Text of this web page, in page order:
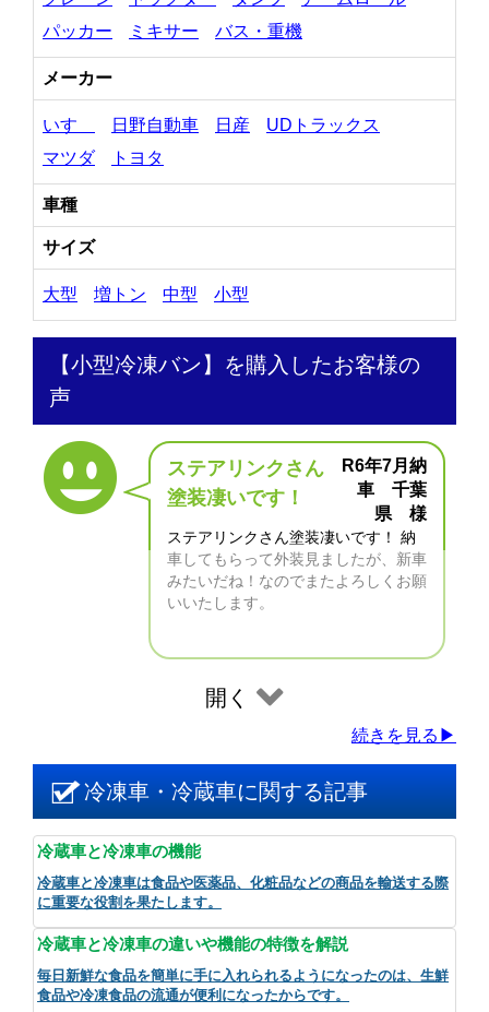
パッカー
ミキサー バス・重機
メーカー
いすゞ 日野自動車 日産
UDトラックス
マツダ
トヨタ
車種
サイズ
大型 増トン 中型 小型
【小型冷凍バン】を購入したお客様の
声
ステアリンクさん
塗装凄いです！
R6年7月納
車 千葉
県 様
ステアリンクさん塗装凄いです！ 納
車してもらって外装見ましたが、新車
みたいだね！なのでまたよろしくお願
いいたします。
開く
続きを見る▶
冷凍車・冷蔵車に関する記事
冷蔵車と冷凍車の機能
冷蔵車と冷凍車は食品や医薬品、化粧品などの商品を輸送する際
に重要な役割を果たします。
冷蔵車と冷凍車の違いや機能の特徴を解説
毎日新鮮な食品を簡単に手に入れられるようになったのは、生鮮
食品や冷凍食品の流通が便利になったからです。